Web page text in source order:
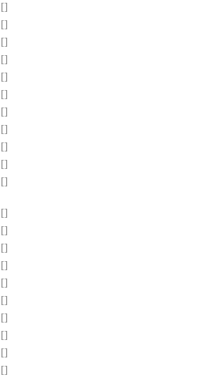
[]
[]
[]
[]
[]
[]
[]
[]
[]
[]
[]
[]
[]
[]
[]
[]
[]
[]
[]
[]
[]